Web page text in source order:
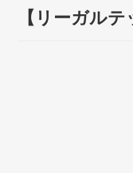
【リーガルテ